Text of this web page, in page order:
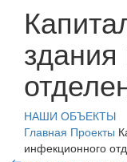
НАШИ ОБЪЕКТЫ
Главная Проекты
инфекционного